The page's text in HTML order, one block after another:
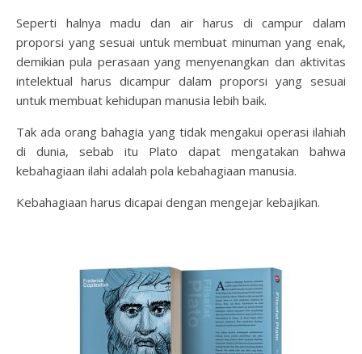
Seperti halnya madu dan air harus di campur dalam
proporsi yang sesuai untuk membuat minuman yang enak,
demikian pula perasaan yang menyenangkan dan aktivitas
intelektual harus dicampur dalam proporsi yang sesuai
untuk membuat kehidupan manusia lebih baik.
Tak ada orang bahagia yang tidak mengakui operasi ilahiah
di dunia, sebab itu Plato dapat mengatakan bahwa
kebahagiaan ilahi adalah pola kebahagiaan manusia.
Kebahagiaan harus dicapai dengan mengejar kebajikan.